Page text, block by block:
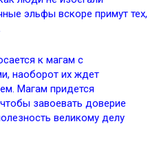
эльфы вскоре примут тех,
к магам с
наоборот их ждет
Магам придется
завоевать доверие
великому делу